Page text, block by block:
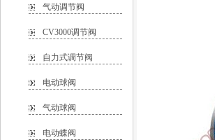
气动调节阀
CV3000调节阀
自力式调节阀
电动球阀
气动球阀
电动蝶阀